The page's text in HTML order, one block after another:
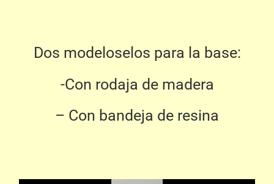
Dos modeloselos para la base:
-Con rodaja de madera
– Con bandeja de resina